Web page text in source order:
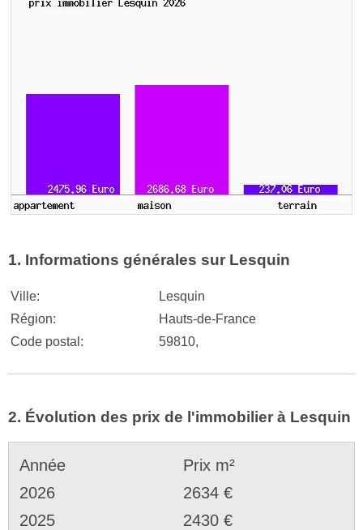
1. Informations générales sur Lesquin
Ville:
Lesquin
Région:
Hauts-de-France
Code postal:
59810,
2. Évolution des prix de l'immobilier à Lesquin
Année
Prix m²
2026
2634 €
2025
2430 €